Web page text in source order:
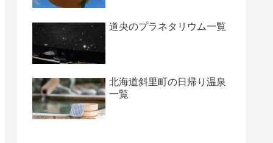
道央のプラネタリウム一覧
北海道斜里町の日帰り温泉
一覧